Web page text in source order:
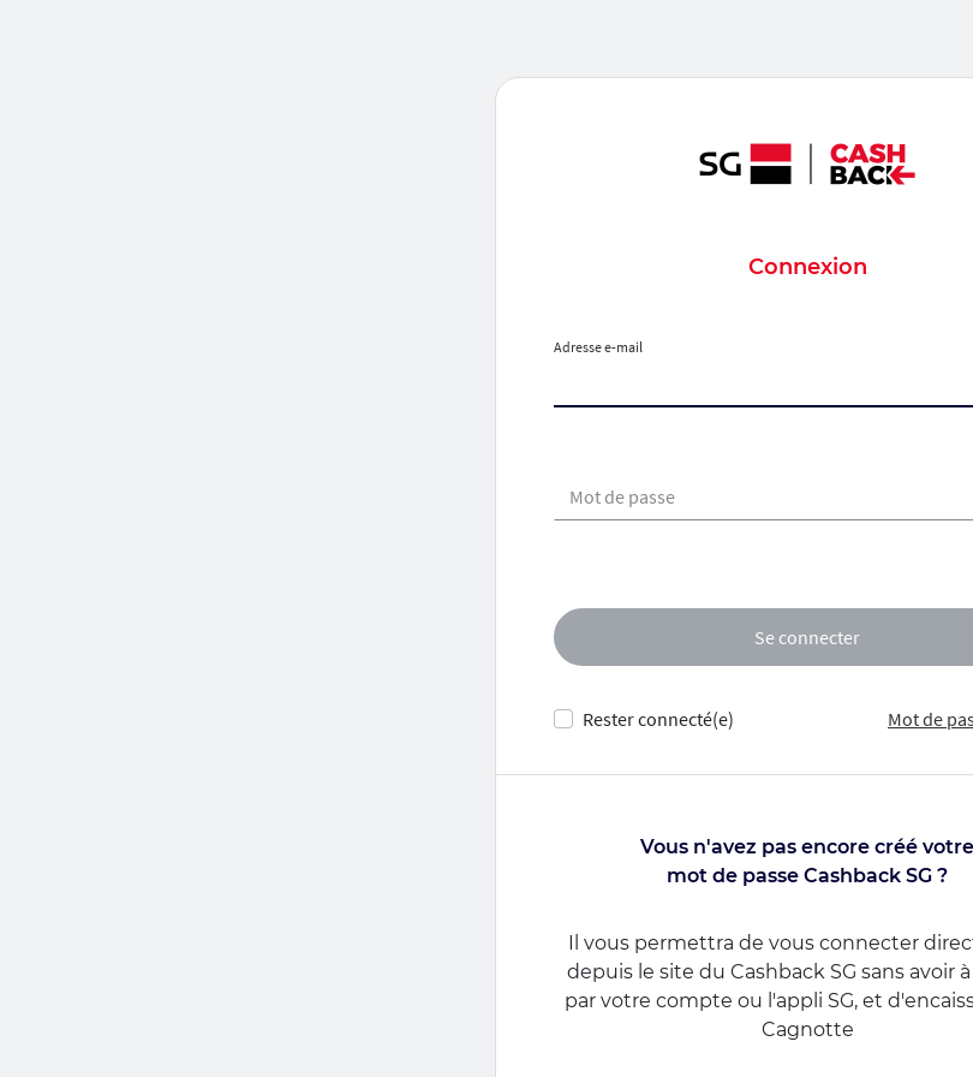
Connexion
Adresse e-mail
Mot de passe
Se connecter
Rester connecté(e) Mot de
Vous n'avez pas encore créé votre
mot de passe Cashback SG ?
Il vous permettra de vous connecter
depuis le site du Cashback SG sans avoir
par votre compte ou l'appli SG, et
Cagnotte